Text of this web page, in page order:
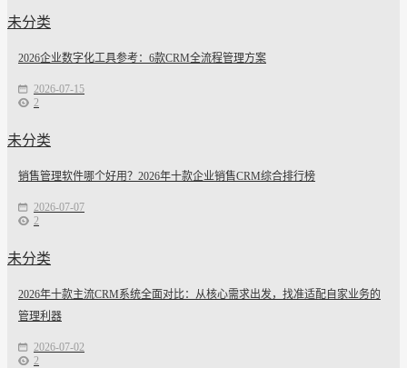
未分类
2026企业数字化工具参考：6款CRM全流程管理方案
2026-07-15
2
未分类
销售管理软件哪个好用？2026年十款企业销售CRM综合排行榜
2026-07-07
2
未分类
2026年十款主流CRM系统全面对比：从核心需求出发，找准适配自家业务的
管理利器
2026-07-02
2